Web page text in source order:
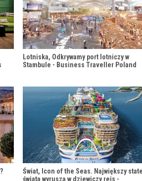
Lotniska, Odkrywamy port lotniczy w
Stambule - Business Traveller Poland
Świat, Icon of the Seas. Największy
świata wyrusza w dziewiczy rejs -